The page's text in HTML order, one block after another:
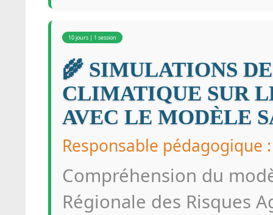
10 jours | 1 session
🌾 SIMULATIONS
CLIMATIQUE SUR
AVEC LE MODÈLE
Responsable
Compréhension du
Régionale des Risques